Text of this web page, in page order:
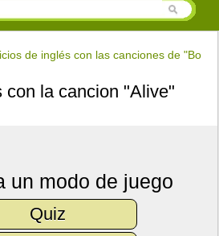
de inglés con las canciones de "Bo
con la cancion "Alive"
un modo de juego
Quiz